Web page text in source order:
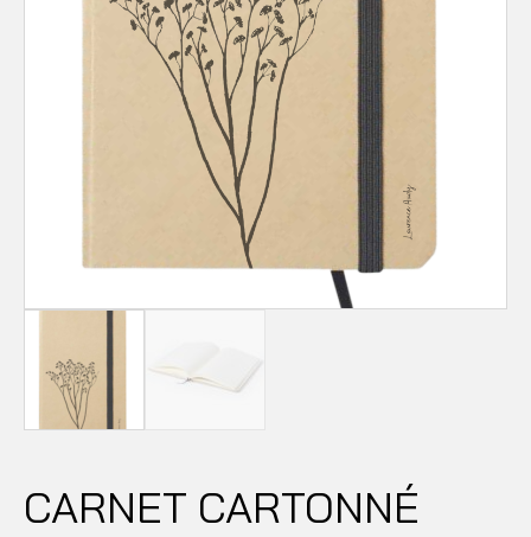
CARNET CARTONNÉ